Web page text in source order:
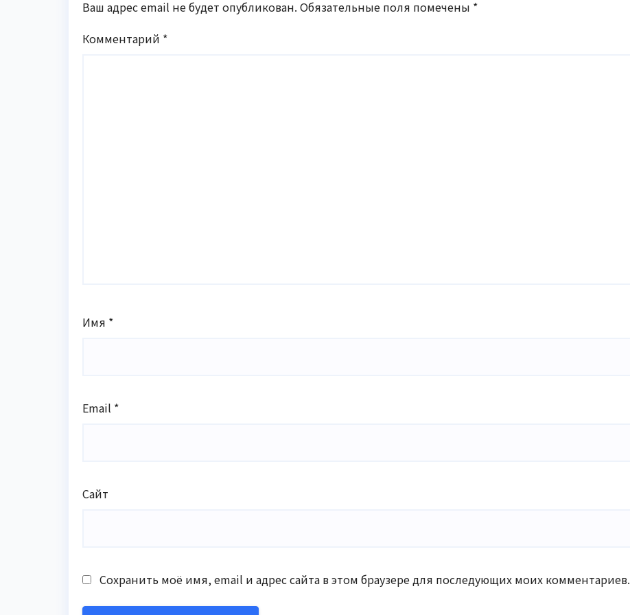
Ваш адрес email не будет опубликован. Обязательные поля помечены *
Комментарий *
Имя *
Email *
Сайт
Сохранить моё имя, email и адрес сайта в этом браузере для последующих моих комментариев.